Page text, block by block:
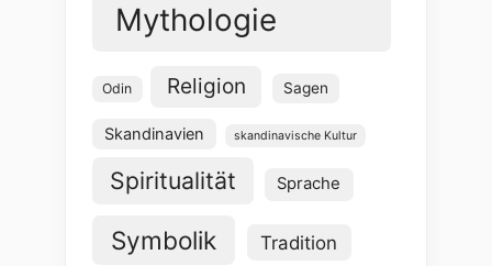
Mythologie
Odin Religion Sagen
Skandinavien skandinavische Kultur
Spiritualität Sprache
Symbolik Tradition